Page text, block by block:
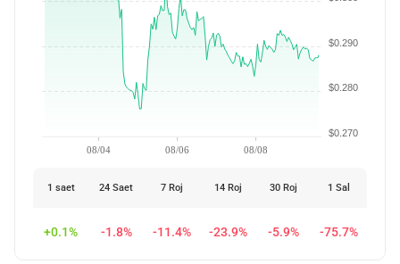
08/04 08/06 08/08
$0.270
$0.280
$0.290
1 saet 24 Saet 7 Roj 14 Roj 30 Roj 1 Sal
+0.1% -1.8% -11.4% -23.9% -5.9% -75.7%